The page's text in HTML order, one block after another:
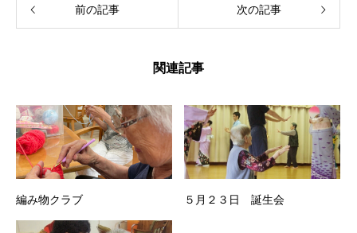
前の記事 次の記事
関連記事
編み物クラブ ５月２３日 誕生会